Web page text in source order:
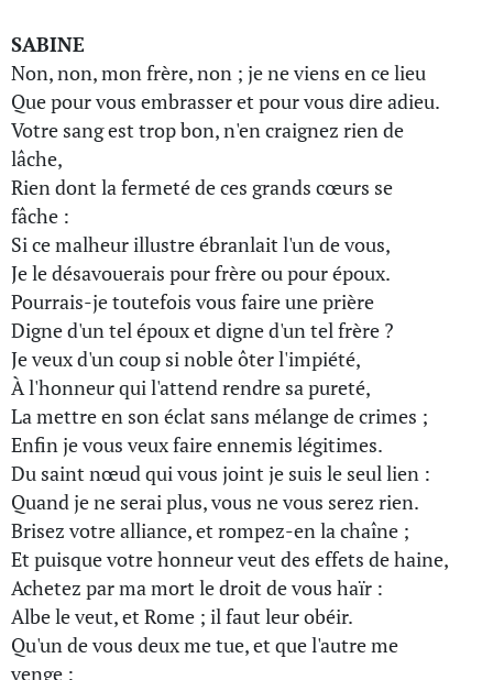
SABINE
Non, non, mon frère, non ; je ne viens en ce lieu
Que pour vous embrasser et pour vous dire adieu.
Votre sang est trop bon, n'en craignez rien de
lâche,
Rien dont la fermeté de ces grands cœurs se
fâche :
Si ce malheur illustre ébranlait l'un de vous,
Je le désavouerais pour frère ou pour époux.
Pourrais-je toutefois vous faire une prière
Digne d'un tel époux et digne d'un tel frère ?
Je veux d'un coup si noble ôter l'impiété,
À l'honneur qui l'attend rendre sa pureté,
La mettre en son éclat sans mélange de crimes ;
Enfin je vous veux faire ennemis légitimes.
Du saint nœud qui vous joint je suis le seul lien :
Quand je ne serai plus, vous ne vous serez rien.
Brisez votre alliance, et rompez-en la chaîne ;
Et puisque votre honneur veut des effets de haine,
Achetez par ma mort le droit de vous haïr :
Albe le veut, et Rome ; il faut leur obéir.
Qu'un de vous deux me tue, et que l'autre me
venge :